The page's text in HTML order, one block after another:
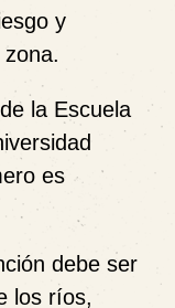
y
la Escuela
es
debe ser
los ríos,